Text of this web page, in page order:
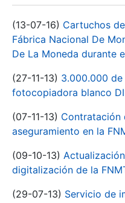
(13-07-16) Cartuchos
Fábrica Nacional De
De La Moneda durante
(27-11-13) 3.000.000
fotocopiadora blanco
(07-11-13) Contratación
aseguramiento en la
(09-10-13)
digitalización de la
(29-07-13) Servicio de